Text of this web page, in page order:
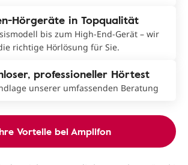
Hörgeräte in Topqualität
bis zum High-End-Gerät – wir
richtige Hörlösung für Sie.
professioneller Hörtest
unserer umfassenden Beratung
Vorteile bei Amplifon